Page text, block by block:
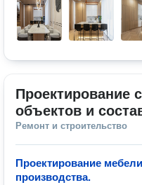
Проектирование
объектов и
Ремонт и строительство
Проектирование
производства.